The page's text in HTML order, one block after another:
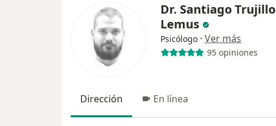
Dr. Santiago Trujillo
Lemus
Psicólogo · Ver más
95 opiniones
Dirección En línea